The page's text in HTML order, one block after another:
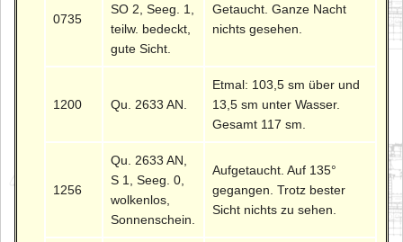
0735
SO 2, Seeg. 1,
teilw. bedeckt,
gute Sicht.
Getaucht. Ganze Nacht
nichts gesehen.
1200 Qu. 2633 AN.
Etmal: 103,5 sm über und
13,5 sm unter Wasser.
Gesamt 117 sm.
1256
Qu. 2633 AN,
S 1, Seeg. 0,
wolkenlos,
Sonnenschein.
Aufgetaucht. Auf 135°
gegangen. Trotz bester
Sicht nichts zu sehen.